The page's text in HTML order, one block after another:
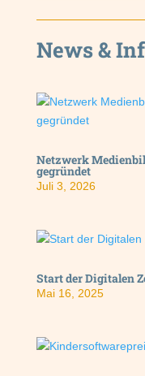
News &
Netzwerk
gegründet
Juli 3, 2026
Start der Digitalen
Mai 16, 2025